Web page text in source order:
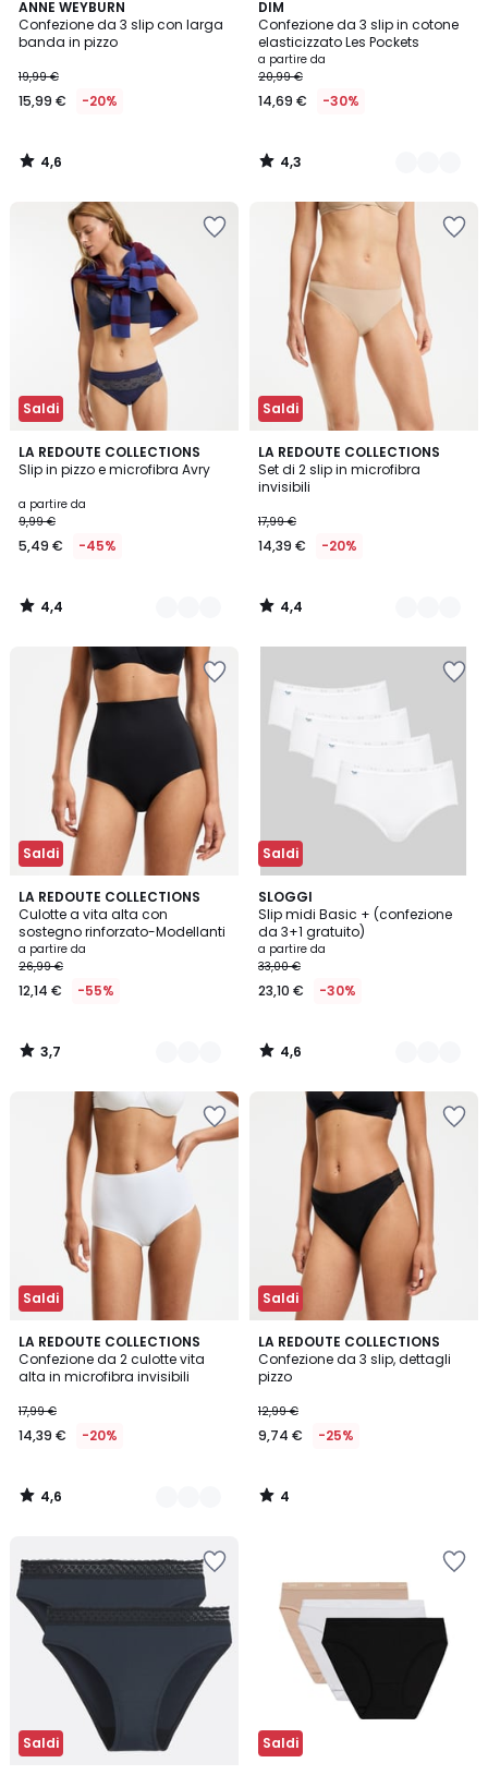
ANNE WEYBURN
Confezione da 3 slip con larga
banda in pizzo
19,99 €
15,99 € -20%
4,6
/ 5
4,6
/
DIM
Confezione da 3 slip in cotone
elasticizzato Les Pockets
a partire da
20,99 €
14,69 € -30%
4,3
/ 5
4
Colori
4,3
/
Saldi
LA REDOUTE COLLECTIONS
Slip in pizzo e microfibra Avry
a partire da
9,99 €
5,49 € -45%
4,4
/ 5
3
Colori
4,4
/
Saldi
LA REDOUTE COLLECTIONS
Set di 2 slip in microfibra
invisibili
17,99 €
14,39 € -20%
4,4
/ 5
2
Colori
4,4
/
Saldi
LA REDOUTE COLLECTIONS
Culotte a vita alta con
sostegno rinforzato-Modellanti
a partire da
26,99 €
12,14 € -55%
3,7
/ 5
2
Colori
3,7
/
Saldi
SLOGGI
Slip midi Basic + (confezione
da 3+1 gratuito)
a partire da
33,00 €
23,10 € -30%
4,6
/ 5
3
Colori
4,6
/
Saldi
LA REDOUTE COLLECTIONS
Confezione da 2 culotte vita
alta in microfibra invisibili
17,99 €
14,39 € -20%
4,6
/ 5
3
Colori
4,6
/
Saldi
LA REDOUTE COLLECTIONS
Confezione da 3 slip, dettagli
pizzo
12,99 €
9,74 € -25%
4
/
5
4
/
Saldi Saldi